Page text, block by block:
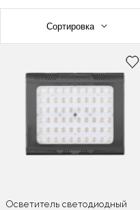
Осветитель светодиодный